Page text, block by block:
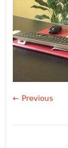
← Previous